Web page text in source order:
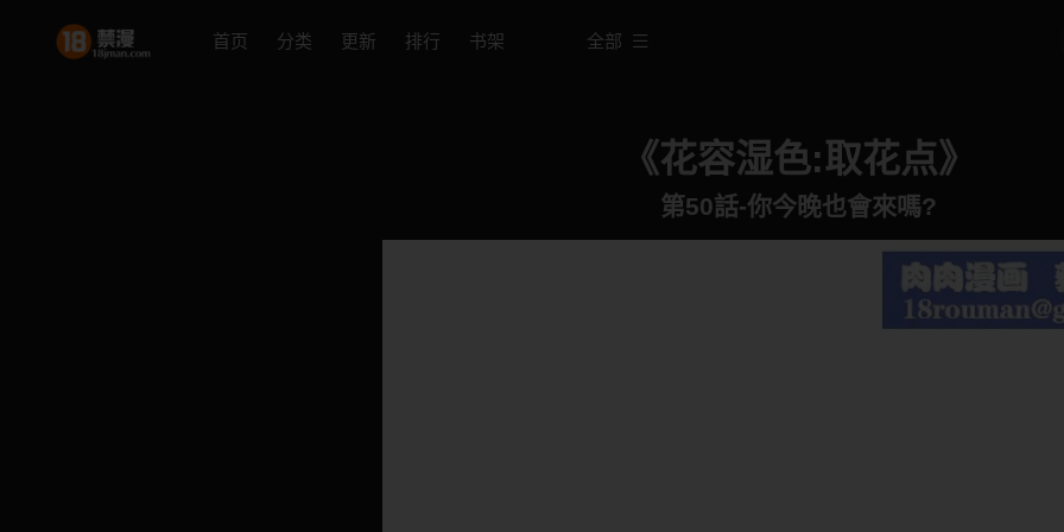
首页 分类 更新 排行 书架 全部
《花容湿色:取花点》
第50話-你今晚也會來嗎?